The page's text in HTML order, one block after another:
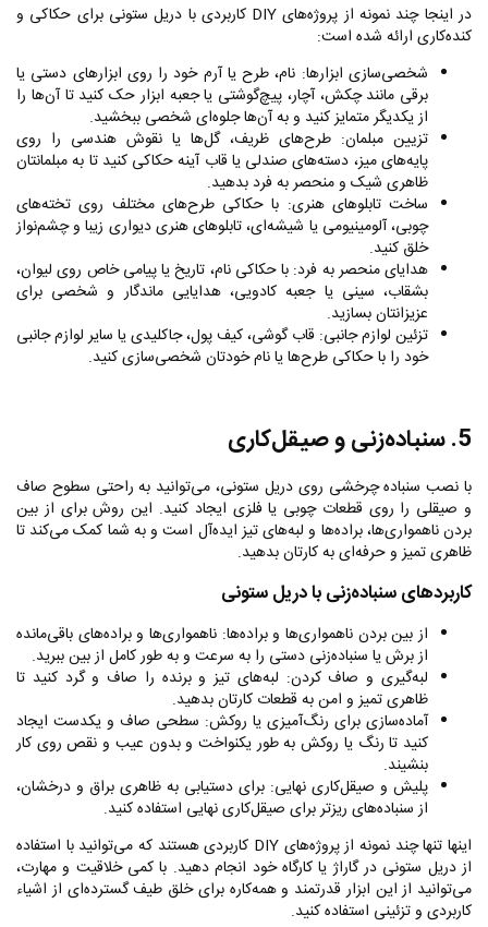
در اینجا چند نمونه از پروژه‌های DIY کاربردی با دریل ستونی برای حکاکی و
کنده‌کاری ارائه شده است:
شخصی‌سازی ابزارها: نام، طرح یا آرم خود را روی ابزارهای دستی یا
برقی مانند چکش، آچار، پیچ‌گوشتی یا جعبه ابزار حک کنید تا آن‌ها را
از یکدیگر متمایز کنید و به آن‌ها جلوه‌ای شخصی ببخشید.
تزیین مبلمان: طرح‌های ظریف، گل‌ها یا نقوش هندسی را روی
پایه‌های میز، دسته‌های صندلی یا قاب آینه حکاکی کنید تا به مبلمانتان
ظاهری شیک و منحصر به فرد بدهید.
ساخت تابلوهای هنری: با حکاکی طرح‌های مختلف روی تخته‌های
چوبی، آلومینیومی یا شیشه‌ای، تابلوهای هنری دیواری زیبا و چشم‌نواز
خلق کنید.
هدایای منحصر به فرد: با حکاکی نام، تاریخ یا پیامی خاص روی لیوان،
بشقاب، سینی یا جعبه کادویی، هدایایی ماندگار و شخصی برای
عزیزانتان بسازید.
تزئین لوازم جانبی: قاب گوشی، کیف پول، جاکلیدی یا سایر لوازم جانبی
خود را با حکاکی طرح‌ها یا نام خودتان شخصی‌سازی کنید.
5. سنباده‌زنی و صیقل‌کاری
با نصب سنباده چرخشی روی دریل ستونی، می‌توانید به راحتی سطوح صاف
و صیقلی را روی قطعات چوبی یا فلزی ایجاد کنید. این روش برای از بین
بردن ناهمواری‌ها، براده‌ها و لبه‌های تیز ایده‌آل است و به شما کمک می‌کند تا
ظاهری تمیز و حرفه‌ای به کارتان بدهید.
کاربردهای سنباده‌زنی با دریل ستونی
از بین بردن ناهمواری‌ها و براده‌ها: ناهمواری‌ها و براده‌های باقی‌مانده
از برش یا سنباده‌زنی دستی را به سرعت و به طور کامل از بین ببرید.
لبه‌گیری و صاف کردن: لبه‌های تیز و برنده را صاف و گرد کنید تا
ظاهری تمیز و امن به قطعات کارتان بدهید.
آماده‌سازی برای رنگ‌آمیزی یا روکش: سطحی صاف و یکدست ایجاد
کنید تا رنگ یا روکش به طور یکنواخت و بدون عیب و نقص روی کار
بنشیند.
پلیش و صیقل‌کاری نهایی: برای دستیابی به ظاهری براق و درخشان،
از سنباده‌های ریزتر برای صیقل‌کاری نهایی استفاده کنید.
اینها تنها چند نمونه از پروژه‌های DIY کاربردی هستند که می‌توانید با استفاده
از دریل ستونی در گاراژ یا کارگاه خود انجام دهید. با کمی خلاقیت و مهارت،
می‌توانید از این ابزار قدرتمند و همه‌کاره برای خلق طیف گسترده‌ای از اشیاء
کاربردی و تزئینی استفاده کنید.